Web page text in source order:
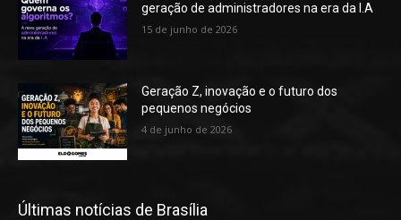
geração de administradores na era da I.A
15 de junho de 2026
Geração Z, inovação e o futuro dos
pequenos negócios
4 de junho de 2026
Últimas notícias de Brasília